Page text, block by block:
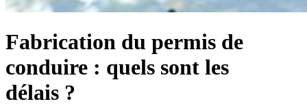
Fabrication du permis de
conduire : quels sont les
délais ?